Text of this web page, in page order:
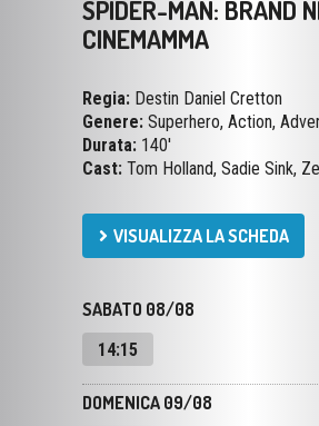
Regia:Destin Daniel Cretton
Durata:140'
Cast:Tom Holland, Sadie Sink,
VISUALIZZA LA SCHEDA
SABATO 08/08
DOMENICA 09/08
14:15